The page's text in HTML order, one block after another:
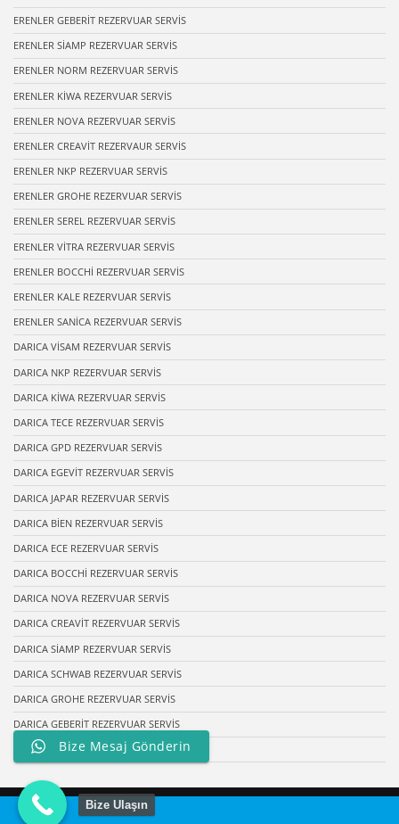
ERENLER GEBERİT REZERVUAR SERVİS
ERENLER SİAMP REZERVUAR SERVİS
ERENLER NORM REZERVUAR SERVİS
ERENLER KİWA REZERVUAR SERVİS
ERENLER NOVA REZERVUAR SERVİS
ERENLER CREAVİT REZERVAUR SERVİS
ERENLER NKP REZERVUAR SERVİS
ERENLER GROHE REZERVUAR SERVİS
ERENLER SEREL REZERVUAR SERVİS
ERENLER VİTRA REZERVUAR SERVİS
ERENLER BOCCHİ REZERVUAR SERVİS
ERENLER KALE REZERVUAR SERVİS
ERENLER SANİCA REZERVUAR SERVİS
DARICA VİSAM REZERVUAR SERVİS
DARICA NKP REZERVUAR SERVİS
DARICA KİWA REZERVUAR SERVİS
DARICA TECE REZERVUAR SERVİS
DARICA GPD REZERVUAR SERVİS
DARICA EGEVİT REZERVUAR SERVİS
DARICA JAPAR REZERVUAR SERVİS
DARICA BİEN REZERVUAR SERVİS
DARICA ECE REZERVUAR SERVİS
DARICA BOCCHİ REZERVUAR SERVİS
DARICA NOVA REZERVUAR SERVİS
DARICA CREAVİT REZERVUAR SERVİS
DARICA SİAMP REZERVUAR SERVİS
DARICA SCHWAB REZERVUAR SERVİS
DARICA GROHE REZERVUAR SERVİS
DARICA GEBERİT REZERVUAR SERVİS
DARICA SEREL REZERVUAR SERVİS
© 2026 Gömme Rezervuar Servisi
Bize Mesaj Gönderin
Bize Ulaşın